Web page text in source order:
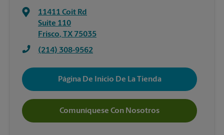
11411 Coit Rd
Suite 110
Frisco, TX 75035
(214) 308-9562
Página De Inicio De La Tienda
Comuníquese Con Nosotros